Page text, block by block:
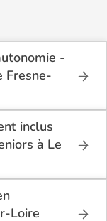
-
Fresne-
recense
- Foyers
Loire
inclus
à Le
la
: l’entretien
activités, la
Loire